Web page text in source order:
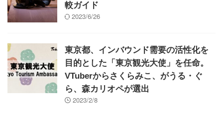
較ガイド
2023/6/26
東京都、インバウンド需要の活性化を
目的とした「東京観光大使」を任命。
VTuberからさくらみこ、がうる・ぐ
ら、森カリオペが選出
2023/2/8